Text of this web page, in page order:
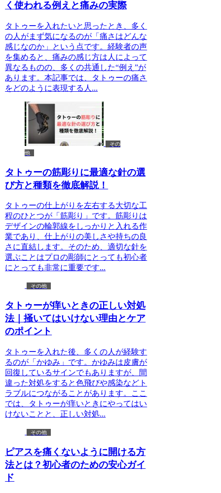
く使われる例えと痛みの実際
タトゥーを入れたいと思ったとき、多く
の人がまず気になるのが「痛さはどんな
感じなのか」という点です。経験者の声
を集めると、痛みの感じ方は人によって
異なるものの、多くの共通した“例え”が
あります。本記事では、タトゥーの痛さ
をどのように表現する人...
その
他
タトゥーの筋彫りに最適な針の選
び方と種類を徹底解説！
タトゥーの仕上がりを左右する大切な工
程のひとつが「筋彫り」です。筋彫りは
デザインの輪郭線をしっかりと入れる作
業であり、仕上がりの美しさや持ちの良
さに直結します。そのため、適切な針を
選ぶことはプロの彫師にとっても初心者
にとっても非常に重要です...
その他
タトゥーが痒いときの正しい対処
法｜掻いてはいけない理由とケア
のポイント
タトゥーを入れた後、多くの人が経験す
るのが「かゆみ」です。かゆみは皮膚が
回復しているサインでもありますが、間
違った対処をすると色飛びや感染などト
ラブルにつながることがあります。ここ
では、タトゥーが痒いときにやってはい
けないことと、正しい対処...
その他
ピアスを痛くないように開ける方
法とは？初心者のための安心ガイ
ド